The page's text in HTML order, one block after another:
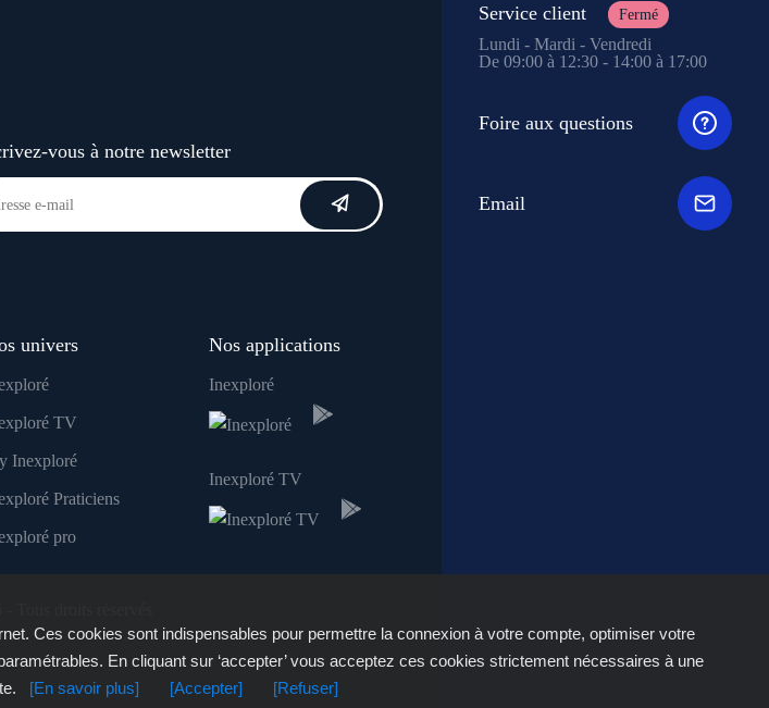
vous à notre newsletter
univers
TV
Inexploré
Praticiens
pro
Nos applications
Inexploré
Inexploré TV
Service client Fermé
Lundi - Mardi - Vendredi
De 09:00 à 12:30 - 14:00 à 17:00
Foire aux questions
Email
Ces cookies sont indispensables pour permettre la connexion à votre compte, optimiser votre
En cliquant sur ‘accepter’ vous acceptez ces cookies strictement nécessaires à une
[En savoir plus] [Accepter] [Refuser]